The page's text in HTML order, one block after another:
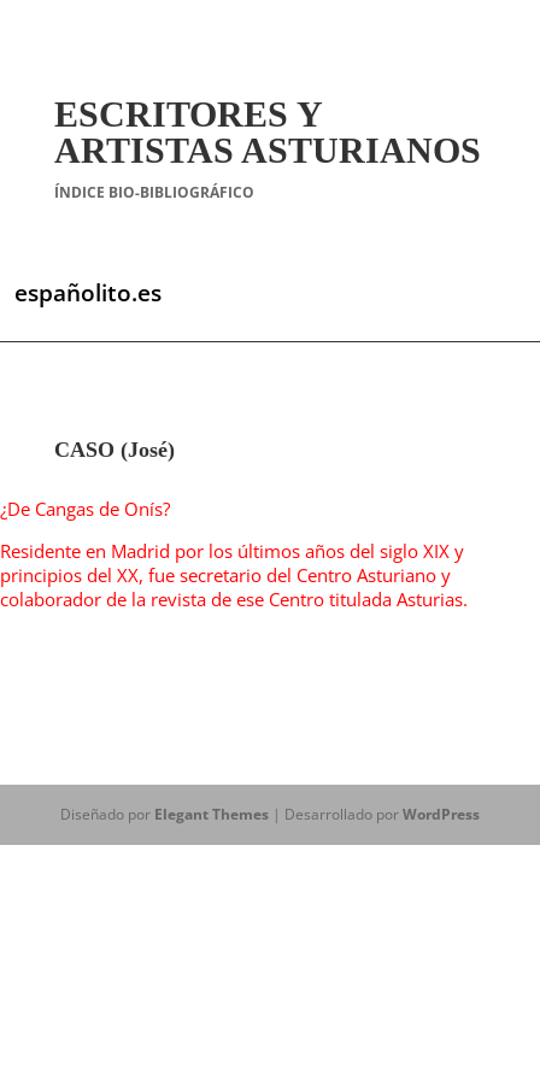
ESCRITORES Y
ARTISTAS ASTURIANOS
ÍNDICE BIO-BIBLIOGRÁFICO
españolito.es
CASO (José)
¿De Cangas de Onís?
Residente en Madrid por los últimos años del siglo XIX y
principios del XX, fue secretario del Centro Asturiano y
colaborador de la revista de ese Centro titulada Asturias.
Diseñado por Elegant Themes| Desarrollado porWordPress